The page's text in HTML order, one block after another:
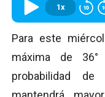
1x
Para este
máxima de
probabilidad